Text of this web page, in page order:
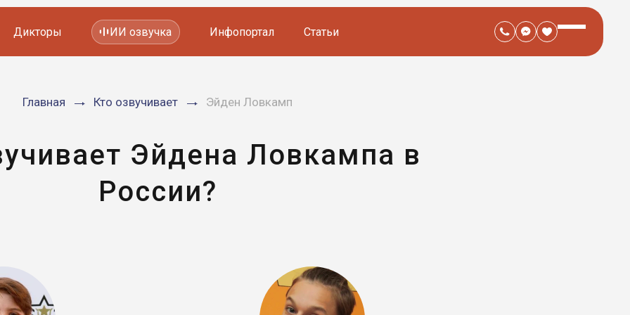
Мультфильмов
Дикторы ИИ озвучка Инфопортал Статьи
Главная Кто озвучивает Эйден Ловкамп
Эйдена Ловкампа в
России?